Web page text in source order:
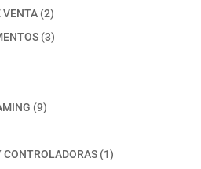
productos
VENTA 22
productos
33
99
CONTROLADORAS 11